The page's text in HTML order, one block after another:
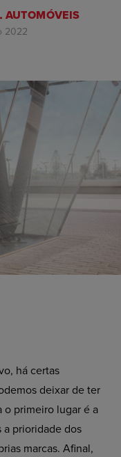
AUTOMÓVEIS
2022
há certas
deixar de ter
o primeiro lugar é a
a prioridade dos
marcas. Afinal,